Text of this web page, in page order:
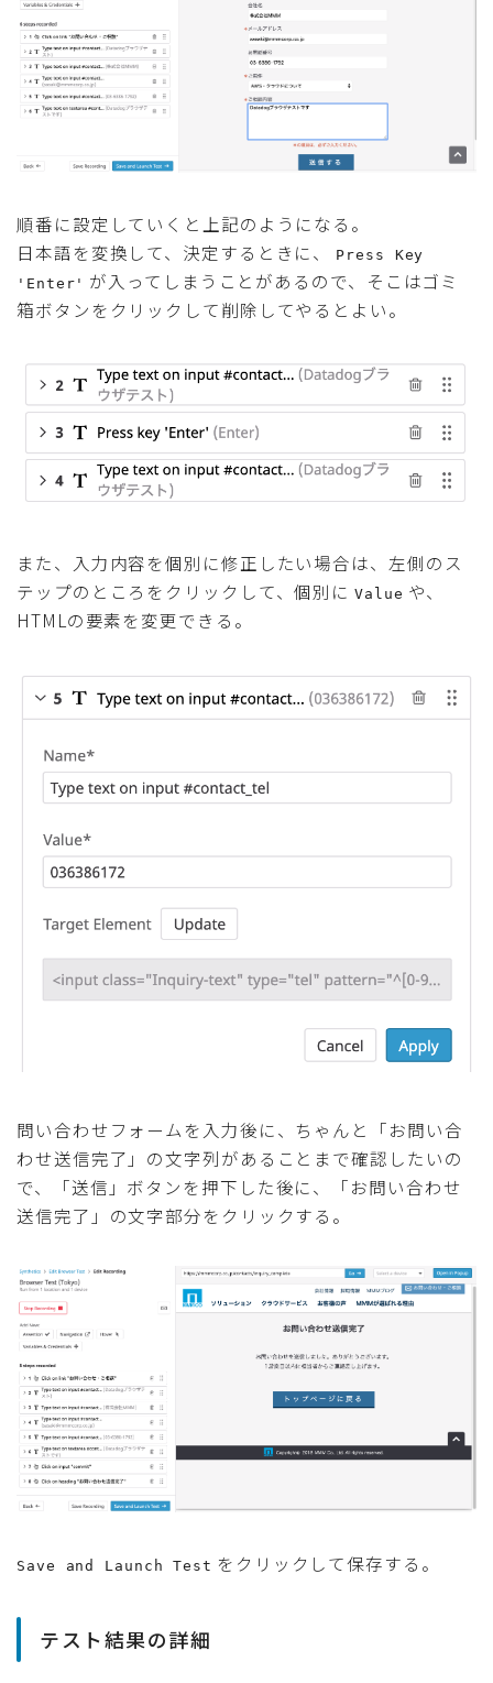
順番に設定していくと上記のようになる。
日本語を変換して、決定するときに、
Press Key
'Enter' が入ってしまうことがあるので、そこはゴミ
箱ボタンをクリックして削除してやるとよい。
また、入力内容を個別に修正したい場合は、左側のス
テップのところをクリックして、個別にValue や、
HTMLの要素を変更できる。
問い合わせフォームを入力後に、ちゃんと「お問い合
わせ送信完了」の文字列があることまで確認したいの
で、「送信」ボタンを押下した後に、「お問い合わせ
送信完了」の文字部分をクリックする。
Save and Launch Test をクリックして保存する。
テスト結果の詳細